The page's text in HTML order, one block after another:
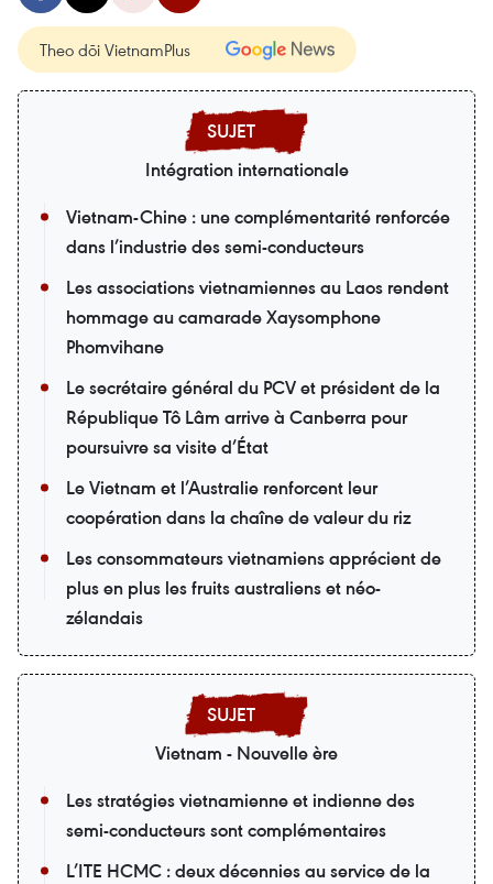
Theo dõi VietnamPlus
Intégration internationale
Vietnam-Chine : une complémentarité renforcée
dans l’industrie des semi-conducteurs
Les associations vietnamiennes au Laos rendent
hommage au camarade Xaysomphone
Phomvihane
Le secrétaire général du PCV et président de la
République Tô Lâm arrive à Canberra pour
poursuivre sa visite d’État
Le Vietnam et l’Australie renforcent leur
coopération dans la chaîne de valeur du riz
Les consommateurs vietnamiens apprécient de
plus en plus les fruits australiens et néo-
zélandais
Vietnam - Nouvelle ère
Les stratégies vietnamienne et indienne des
semi-conducteurs sont complémentaires
L’ITE HCMC : deux décennies au service de la